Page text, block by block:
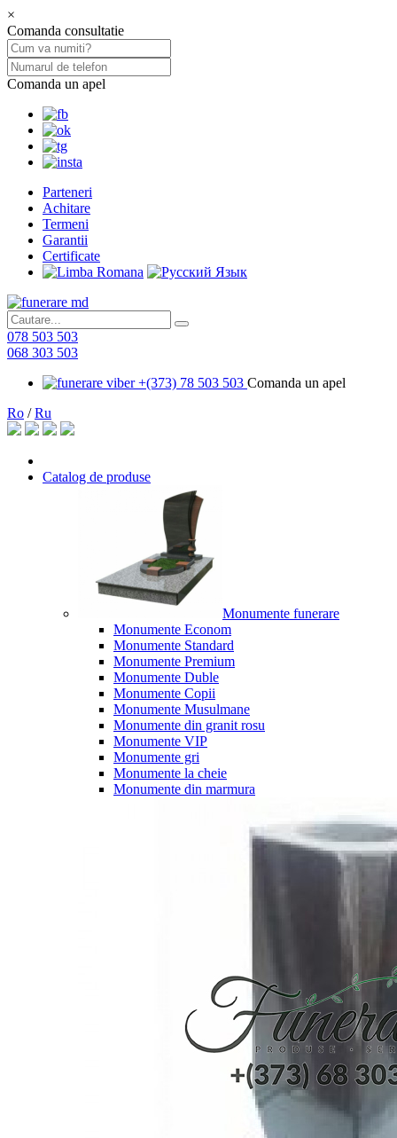
×
Comanda consultatie
Comanda un apel
Parteneri
Achitare
Termeni
Garantii
Certificate
078 503 503
068 303 503
+(373) 78 503 503 Comanda un apel
Ro /Ru
Catalog de produse
Monumente funerare
Monumente Econom
Monumente Standard
Monumente Premium
Monumente Duble
Monumente Copii
Monumente Musulmane
Monumente din granit rosu
Monumente VIP
Monumente gri
Monumente la cheie
Monumente din marmura